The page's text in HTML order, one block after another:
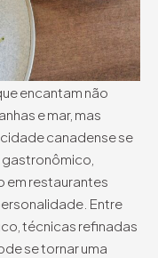
encantam não
e mar, mas
canadense se
em restaurantes
Entre
técnicas refinadas
se tornar uma